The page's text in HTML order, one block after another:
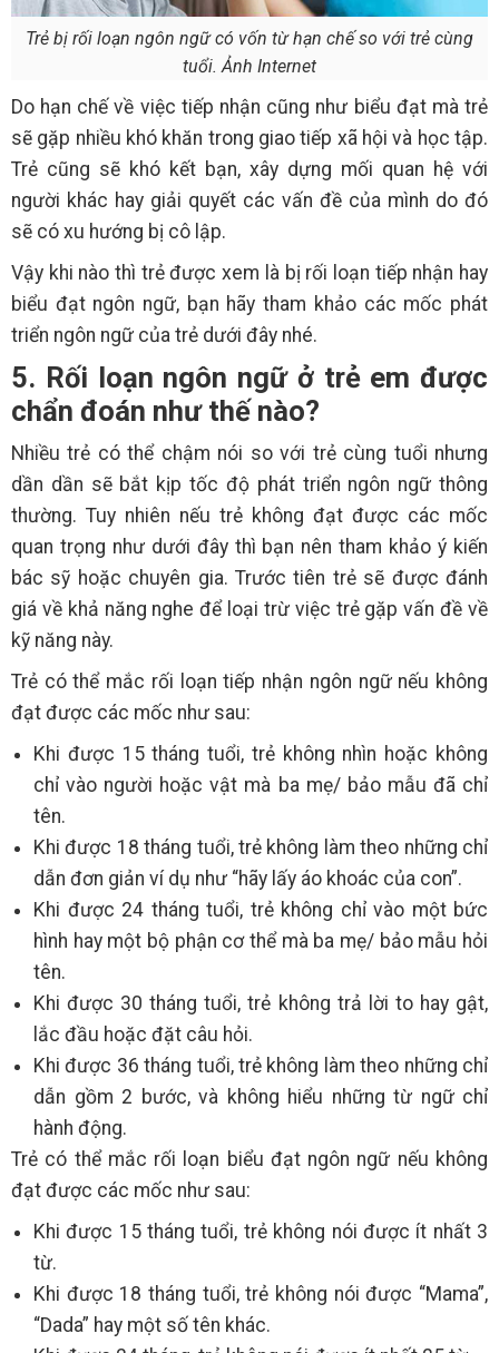
Trẻ bị rối loạn ngôn ngữ có vốn từ hạn chế so với trẻ cùng
tuổi. Ảnh Internet
Do hạn chế về việc tiếp nhận cũng như biểu đạt mà trẻ
sẽ gặp nhiều khó khăn trong giao tiếp xã hội và học tập.
Trẻ cũng sẽ khó kết bạn, xây dựng mối quan hệ với
người khác hay giải quyết các vấn đề của mình do đó
sẽ có xu hướng bị cô lập.
Vậy khi nào thì trẻ được xem là bị rối loạn tiếp nhận hay
biểu đạt ngôn ngữ, bạn hãy tham khảo các mốc phát
triển ngôn ngữ của trẻ dưới đây nhé.
5. Rối loạn ngôn ngữ ở trẻ em được
chẩn đoán như thế nào?
Nhiều trẻ có thể chậm nói so với trẻ cùng tuổi nhưng
dần dần sẽ bắt kịp tốc độ phát triển ngôn ngữ thông
thường. Tuy nhiên nếu trẻ không đạt được các mốc
quan trọng như dưới đây thì bạn nên tham khảo ý kiến
bác sỹ hoặc chuyên gia. Trước tiên trẻ sẽ được đánh
giá về khả năng nghe để loại trừ việc trẻ gặp vấn đề về
kỹ năng này.
Trẻ có thể mắc rối loạn tiếp nhận ngôn ngữ nếu không
đạt được các mốc như sau:
Khi được 15 tháng tuổi, trẻ không nhìn hoặc không
chỉ vào người hoặc vật mà ba mẹ/ bảo mẫu đã chỉ
tên.
Khi được 18 tháng tuổi, trẻ không làm theo những chỉ
dẫn đơn giản ví dụ như “hãy lấy áo khoác của con”.
Khi được 24 tháng tuổi, trẻ không chỉ vào một bức
hình hay một bộ phận cơ thể mà ba mẹ/ bảo mẫu hỏi
tên.
Khi được 30 tháng tuổi, trẻ không trả lời to hay gật,
lắc đầu hoặc đặt câu hỏi.
Khi được 36 tháng tuổi, trẻ không làm theo những chỉ
dẫn gồm 2 bước, và không hiểu những từ ngữ chỉ
hành động.
Trẻ có thể mắc rối loạn biểu đạt ngôn ngữ nếu không
đạt được các mốc như sau:
Khi được 15 tháng tuổi, trẻ không nói được ít nhất 3
từ.
Khi được 18 tháng tuổi, trẻ không nói được “Mama”,
“Dada” hay một số tên khác.